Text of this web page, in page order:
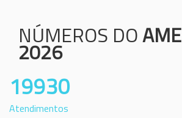
NÚMEROS DOAME
2026
19930
Atendimentos